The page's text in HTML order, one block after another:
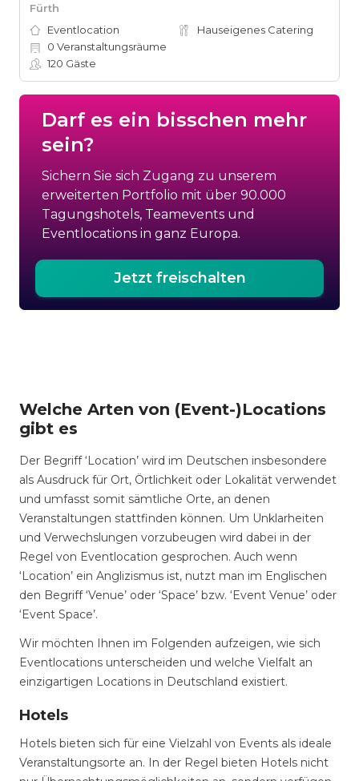
Fürth
Eventlocation
Hauseigenes Catering
0 Veranstaltungsräume
120 Gäste
Darf es ein bisschen mehr
sein?
Sichern Sie sich Zugang zu unserem
erweiterten Portfolio mit über 90.000
Tagungshotels, Teamevents und
Eventlocations in ganz Europa.
Jetzt freischalten
Welche Arten von (Event-)Locations
gibt es
Der Begriff ‘Location’ wird im Deutschen insbesondere
als Ausdruck für Ort, Örtlichkeit oder Lokalität verwendet
und umfasst somit sämtliche Orte, an denen
Veranstaltungen stattfinden können. Um Unklarheiten
und Verwechslungen vorzubeugen wird dabei in der
Regel von Eventlocation gesprochen. Auch wenn
‘Location’ ein Anglizismus ist, nutzt man im Englischen
den Begriff ‘Venue’ oder ‘Space’ bzw. ‘Event Venue’ oder
‘Event Space’.
Wir möchten Ihnen im Folgenden aufzeigen, wie sich
Eventlocations unterscheiden und welche Vielfalt an
einzigartigen Locations in Deutschland existiert.
Hotels
Hotels bieten sich für eine Vielzahl von Events als ideale
Veranstaltungsorte an. In der Regel bieten Hotels nicht